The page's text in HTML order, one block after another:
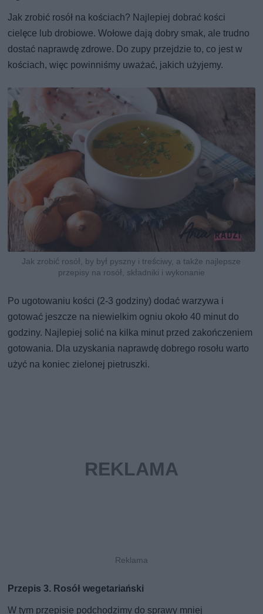
Jak zrobić rosół na kościach? Najlepiej dobrać kości
cielęce lub drobiowe. Wołowe dają dobry smak, ale trudno
dostać naprawdę zdrowe. Do zupy przejdzie to, co jest w
kościach, więc powinniśmy uważać, jakich użyjemy.
Jak zrobić rosół, by był pyszny i treściwy, a także najlepsze
przepisy na rosół, składniki i wykonanie
Po ugotowaniu kości (2-3 godziny) dodać warzywa i
gotować jeszcze na niewielkim ogniu około 40 minut do
godziny. Najlepiej solić na kilka minut przed zakończeniem
gotowania. Dla uzyskania naprawdę dobrego rosołu warto
użyć na koniec zielonej pietruszki.
Przepis 3. Rosół wegetariański
W tym przepisie podchodzimy do sprawy mniej